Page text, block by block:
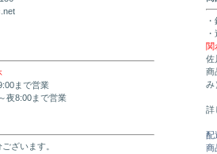
まで営業
夜8:00まで営業
ざいます。
関
佐
商
み
詳
配
商